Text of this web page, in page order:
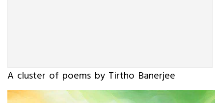
A cluster of poems by Tirtho Banerjee